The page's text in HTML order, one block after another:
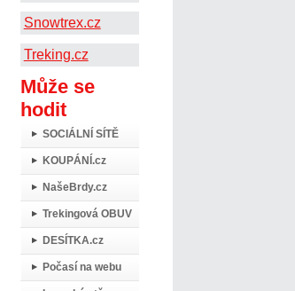
Snowtrex.cz
Treking.cz
Může se
hodit
SOCIÁLNÍ SÍTĚ
KOUPÁNÍ.cz
NašeBrdy.cz
Trekingová OBUV
DESÍTKA.cz
Počasí na webu